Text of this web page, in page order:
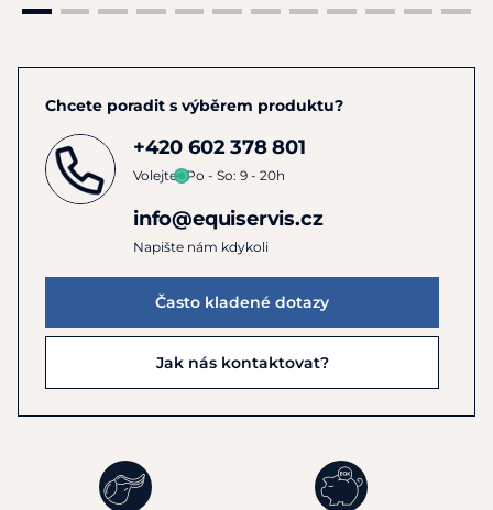
Chcete poradit s výběrem produktu?
+420 602 378 801
Volejte Po - So: 9 - 20h
info@equiservis.cz
Napište nám kdykoli
Často kladené dotazy
Jak nás kontaktovat?